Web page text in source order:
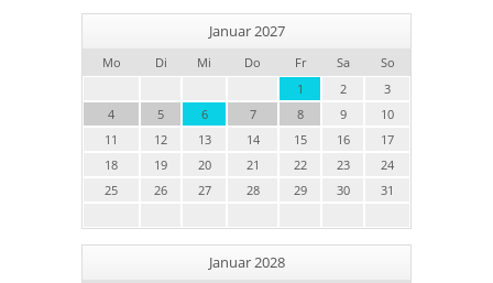
Januar 2027
Mo Di Mi Do Fr Sa
So
1
2
3
4
5 6 7 8 9
10
11
12 13 14 15 16
17
18
19 20 21 22 23
24
25
26 27 28 29 30 31
Januar 2028